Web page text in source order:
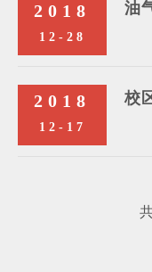
2018
12-28
油
2018
12-17
校